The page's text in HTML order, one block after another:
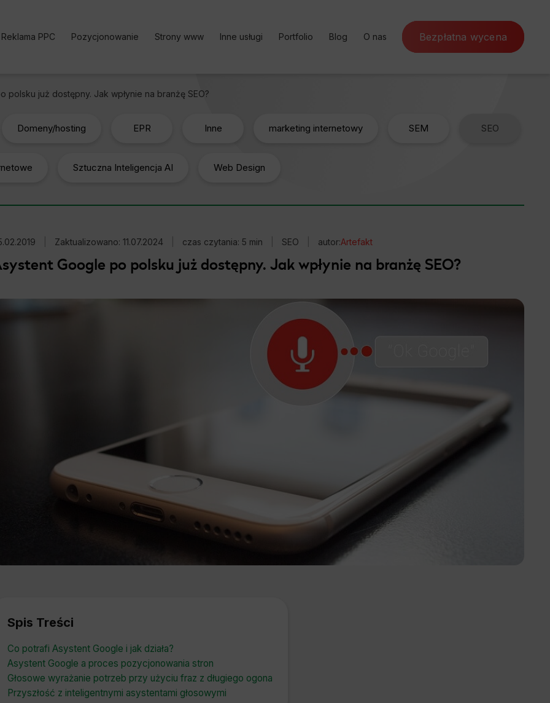
Reklama PPC
Google Ads cennik
Reklama TikTok Ads
Reklama Microsoft Ads
Ads
Pozycjonowanie
Pozycjonowanie lokalne
Pozycjonowanie marki
Usługi SEO
Strony www Inne usługi
Content Marketing
Social media marketing
Portfolio Blog
Słownik SEO
O nas Bezpłatna wycena
polsku już dostępny. Jak wpłynie na branżę SEO?
Domeny/hosting EPR Inne marketing internetowy SEM SEO
Sztuczna Inteligencja AI Web Design
Zaktualizowano: 11.07.2024 czas czytania: 5 min SEO autor:Artefakt
Google po polsku już dostępny. Jak wpłynie na branżę SEO?
Spis Treści
Co potrafi Asystent Google i jak działa?
Asystent Google a proces pozycjonowania stron
Głosowe wyrażanie potrzeb przy użyciu fraz z długiego ogona
Przyszłość z inteligentnymi asystentami głosowymi